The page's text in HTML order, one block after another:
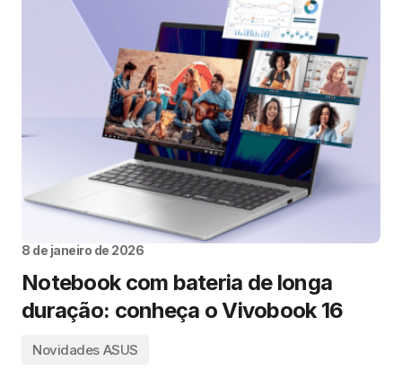
8 de janeiro de 2026
Notebook com bateria de longa
duração: conheça o Vivobook 16
Novidades ASUS